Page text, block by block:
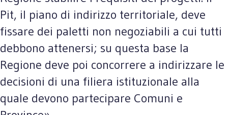
Pit, il piano di indirizzo territoriale, deve
fissare dei paletti non negoziabili a cui tutti
debbono attenersi; su questa base la
Regione deve poi concorrere a indirizzare le
decisioni di una filiera istituzionale alla
quale devono partecipare Comuni e